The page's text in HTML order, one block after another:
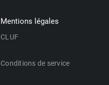
Mentions légales
CLUF
Conditions de service